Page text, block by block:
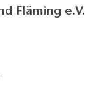
Fläming e.V.